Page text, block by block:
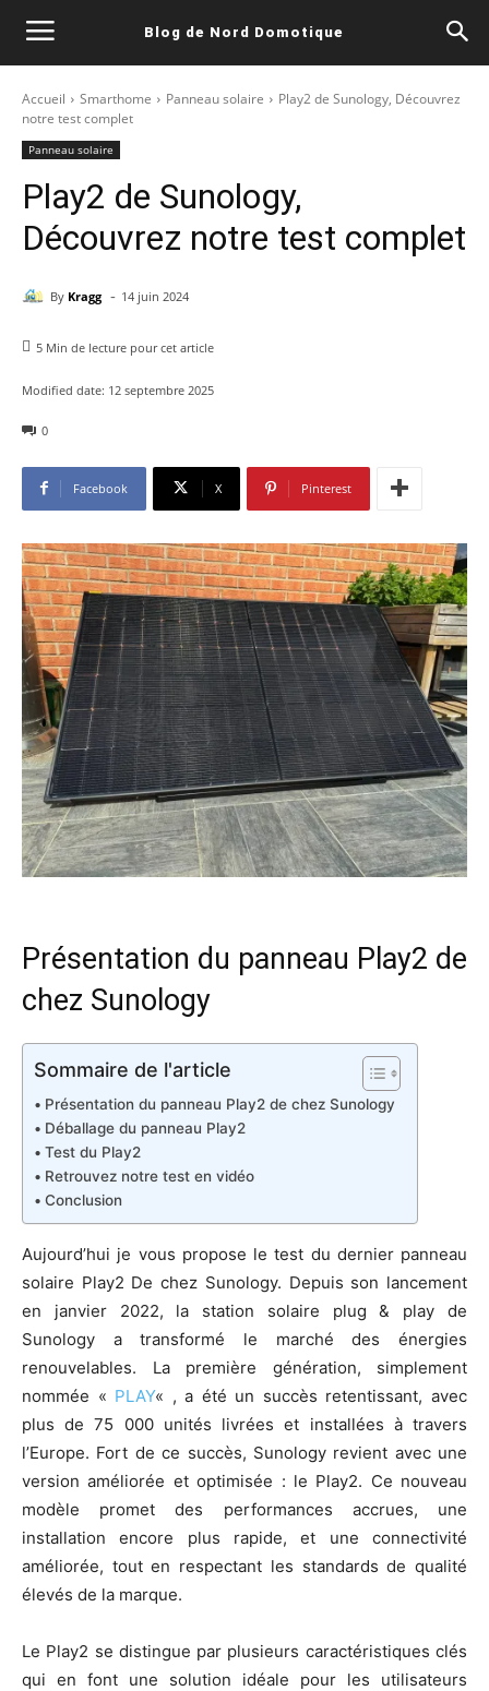
Blog de Nord Domotique
Accueil Smarthome Panneau solaire
Play2 de Sunology, Découvrez
notre test complet
Panneau solaire
Play2 de Sunology,
Découvrez notre test complet
By Kragg - 14 juin 2024
5 Min de lecture pour cet article
Modified date: 12 septembre 2025
0
Facebook X Pinterest
Présentation du panneau Play2 de
chez Sunology
Sommaire de l'article
Présentation du panneau Play2 de chez Sunology
Déballage du panneau Play2
Test du Play2
Retrouvez notre test en vidéo
Conclusion
Aujourd’hui je vous propose le test du dernier panneau
solaire Play2 De chez Sunology. Depuis son lancement
en janvier 2022, la station solaire plug & play de
Sunology a transformé le marché des énergies
renouvelables. La première génération, simplement
nommée « PLAY« , a été un succès retentissant, avec
plus de 75 000 unités livrées et installées à travers
l’Europe. Fort de ce succès, Sunology revient avec une
version améliorée et optimisée : le Play2. Ce nouveau
modèle promet des performances accrues, une
installation encore plus rapide, et une connectivité
améliorée, tout en respectant les standards de qualité
élevés de la marque.
Le Play2 se distingue par plusieurs caractéristiques clés
qui en font une solution idéale pour les utilisateurs